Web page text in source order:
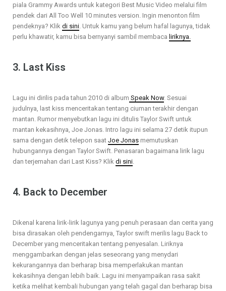
piala Grammy Awards untuk kategori Best Music Video melalui film
pendek dari All Too Well 10 minutes version. Ingin menonton film
pendeknya? Klik di sini. Untuk kamu yang belum hafal lagunya, tidak
perlu khawatir, kamu bisa bernyanyi sambil membaca liriknya.
3. Last Kiss
Lagu ini dirilis pada tahun 2010 di album Speak Now. Sesuai
judulnya, last kiss menceritakan tentang ciuman terakhir dengan
mantan. Rumor menyebutkan lagu ini ditulis Taylor Swift untuk
mantan kekasihnya, Joe Jonas. Intro lagu ini selama 27 detik itupun
sama dengan detik telepon saat Joe Jonas memutuskan
hubungannya dengan Taylor Swift. Penasaran bagaimana lirik lagu
dan terjemahan dari Last Kiss? Klik di sini.
4. Back to December
Dikenal karena lirik-lirik lagunya yang penuh perasaan dan cerita yang
bisa dirasakan oleh pendengarnya, Taylor swift merilis lagu Back to
December yang menceritakan tentang penyesalan. Liriknya
menggambarkan dengan jelas seseorang yang menydari
kekurangannya dan berharap bisa memperlakukan mantan
kekasihnya dengan lebih baik. Lagu ini menyampaikan rasa sakit
ketika melihat kembali hubungan yang telah gagal dan berharap bisa